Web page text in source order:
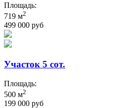
Площадь:
719 м2
499 000 руб
Участок 5 сот.
Площадь:
500 м2
199 000 руб